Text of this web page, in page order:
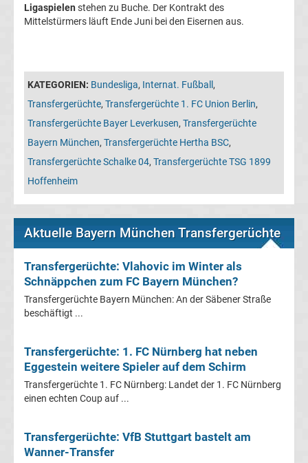
Bayer
Transfergerüchte
Bayern
München
Transfergerüchte
Borussia
Dortmund
Transfergerüchte
Mönchengladbach
Transfergerüchte
Chemnitzer
Ligaspielen stehen zu Buche. Der Kontrakt des
Mittelstürmers läuft Ende Juni bei den Eisernen aus.
KATEGORIEN: Bundesliga, Internat. Fußball,
Transfergerüchte, Transfergerüchte 1. FC Union Berlin,
Transfergerüchte Bayer Leverkusen, Transfergerüchte
Bayern München, Transfergerüchte Hertha BSC,
Transfergerüchte Schalke 04, Transfergerüchte TSG 1899
Hoffenheim
Aktuelle Bayern München Transfergerüchte
Transfergerüchte: Vlahovic im Winter als
Schnäppchen zum FC Bayern München?
Transfergerüchte Bayern München: An der Säbener Straße
beschäftigt ...
Transfergerüchte: 1. FC Nürnberg hat neben
Eggestein weitere Spieler auf dem Schirm
Transfergerüchte 1. FC Nürnberg: Landet der 1. FC Nürnberg
einen echten Coup auf ...
Transfergerüchte: VfB Stuttgart bastelt am
Wanner-Transfer